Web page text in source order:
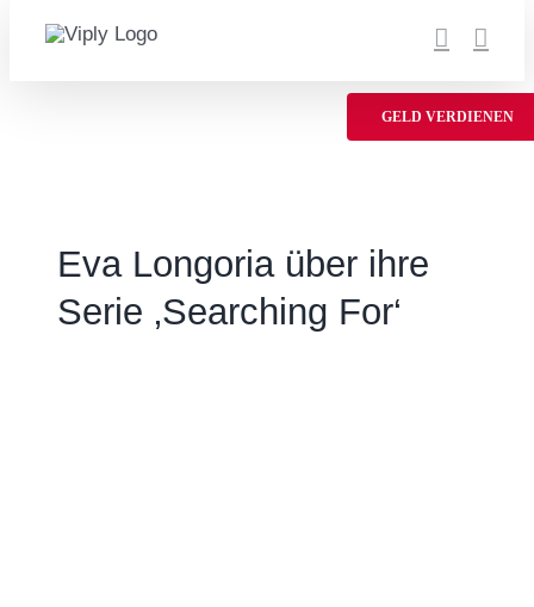
Inhalt
GELD VERDIENEN
Eva Longoria über ihre
Serie ‚Searching For‘